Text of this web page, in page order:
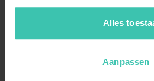
van je gebruik van hun diensten.
jouw vakantiezoektocht soepel
Alles
Aanpassen